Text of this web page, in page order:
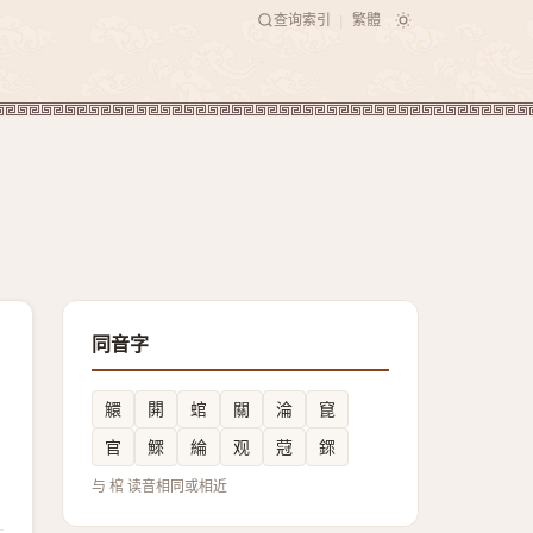
查询索引 繁體
同音字
䚪 閞 䗆 關 淪
窤
官
鰥 綸 观 蒄 䤽
与 棺 读音相同或相近